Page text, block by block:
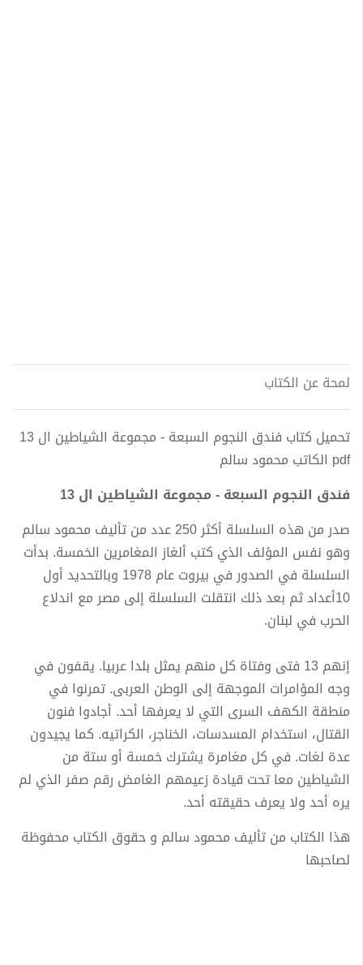
لمحة عن الكتاب
تحميل كتاب فندق النجوم السبعة - مجموعة الشياطين ال 13
pdf الكاتب محمود سالم
فندق النجوم السبعة - مجموعة الشياطين ال 13
صدر من هذه السلسلة أكثر 250 عدد من تأليف محمود سالم
وهو نفس المؤلف الذي كتب ألغاز المغامرين الخمسة. بدأت
السلسلة في الصدور في بيروت عام 1978 وبالتحديد أول
10أعداد ثم بعد ذلك انتقلت السلسلة إلى مصر مع اندلاع
الحرب في لبنان.
إنهم 13 فتى وفتاة كل منهم يمثل بلدا عربيا. يقفون في
وجه المؤامرات الموجهة إلى الوطن العربى. تمرنوا في
منطقة الكهف السرى التي لا يعرفها أحد. أجادوا فنون
القتال، استخدام المسدسات، الخناجر، الكراتيه. كما يجيدون
عدة لغات. في كل مغامرة يشترك خمسة أو ستة من
الشياطين معا تحت قيادة زعيمهم الغامض رقم صفر الذي لم
يره أحد ولا يعرف حقيقته أحد.
هذا الكتاب من تأليف محمود سالم و حقوق الكتاب محفوظة
لصاحبها